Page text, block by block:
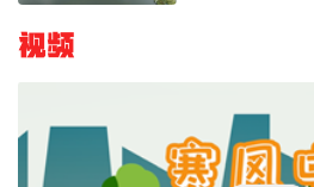
视频